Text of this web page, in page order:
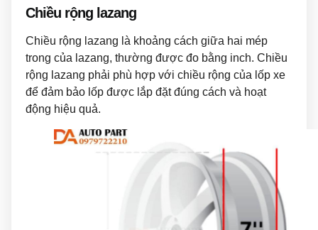
Chiều rộng lazang
Chiều rộng lazang là khoảng cách giữa hai mép
trong của lazang, thường được đo bằng inch. Chiều
rộng lazang phải phù hợp với chiều rộng của lốp xe
để đảm bảo lốp được lắp đặt đúng cách và hoạt
động hiệu quả.